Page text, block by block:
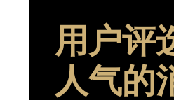
用户评
人气的